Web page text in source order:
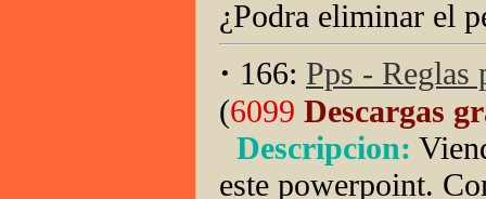
¿Podra eliminar el
· 166: Pps - Reglas
(6099 Descargas
Descripcion:
este powerpoint.